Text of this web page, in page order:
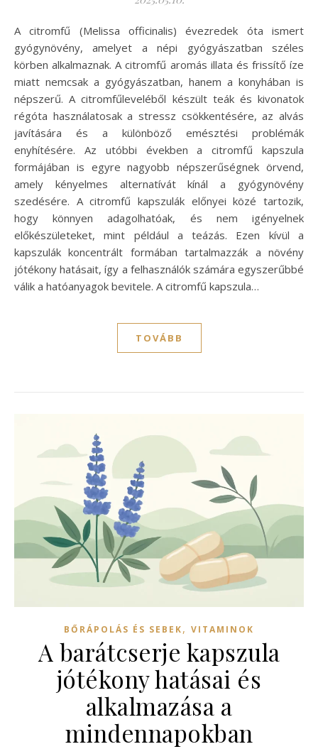
A citromfű (Melissa officinalis) évezredek óta ismert
gyógynövény, amelyet a népi gyógyászatban széles
körben alkalmaznak. A citromfű aromás illata és frissítő íze
miatt nemcsak a gyógyászatban, hanem a konyhában is
népszerű. A citromfűleveléből készült teák és kivonatok
régóta használatosak a stressz csökkentésére, az alvás
javítására és a különböző emésztési problémák
enyhítésére. Az utóbbi években a citromfű kapszula
formájában is egyre nagyobb népszerűségnek örvend,
amely kényelmes alternatívát kínál a gyógynövény
szedésére. A citromfű kapszulák előnyei közé tartozik,
hogy könnyen adagolhatóak, és nem igényelnek
előkészületeket, mint például a teázás. Ezen kívül a
kapszulák koncentrált formában tartalmazzák a növény
jótékony hatásait, így a felhasználók számára egyszerűbbé
válik a hatóanyagok bevitele. A citromfű kapszula…
TOVÁBB
BŐRÁPOLÁS ÉS SEBEK, VITAMINOK
A barátcserje kapszula
jótékony hatásai és
alkalmazása a
mindennapokban